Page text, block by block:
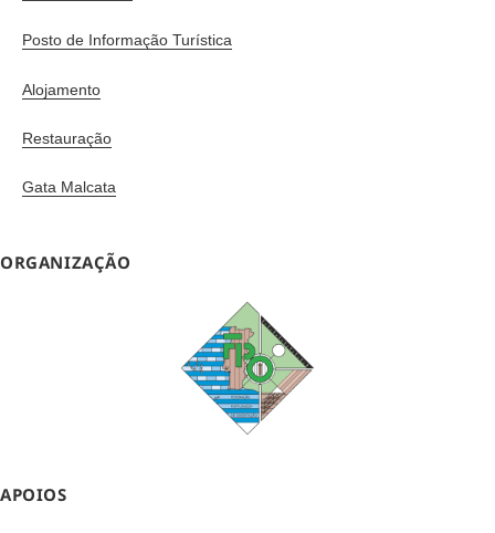
Posto de Informação Turística
Alojamento
Restauração
Gata Malcata
ORGANIZAÇÃO
APOIOS